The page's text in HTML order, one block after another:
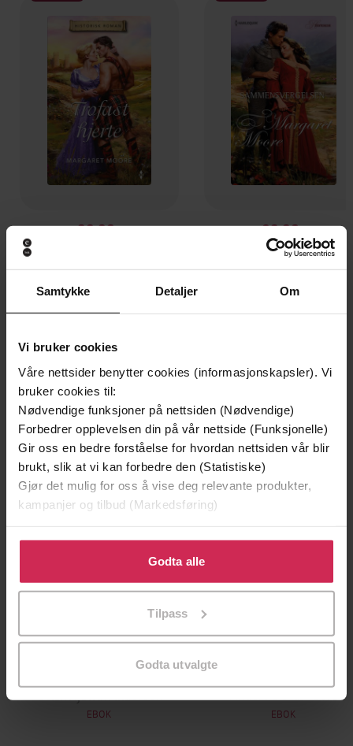
Samtykke Detaljer Om
Vi bruker cookies
Våre nettsider benytter cookies (informasjonskapsler). Vi
bruker cookies til:
Nødvendige funksjoner på nettsiden (Nødvendige)
Forbedrer opplevelsen din på vår nettside (Funksjonelle)
Gir oss en bedre forståelse for hvordan nettsiden vår blir
brukt, slik at vi kan forbedre den (Statistiske)
Gjør det mulig for oss å vise deg relevante produkter,
kampanjer og tilbud (Markedsføring)
Klikk på «Godta alle» for å gi oss ditt samtykke til å
bruke cookies for alle disse formålene. Du kan også
tilpasse ditt samtykke til spesifikke formål ved å klikke
Godta alle
Tilpass
Godta utvalgte
99,90,-
Margaret Moore
EBOK
89,90,-
Sammensvergelsen
Margaret Moore
EBOK
Andre har også kjøpt
Premium
EBOK
Første gang på tilbud
Vi anbefaler
EBOK